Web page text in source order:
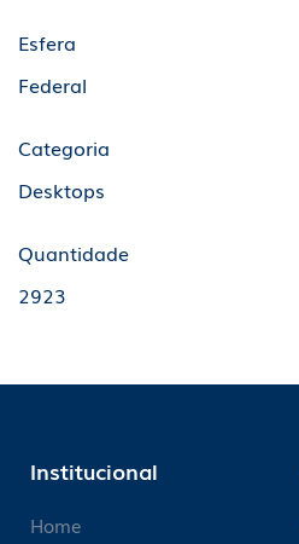
Esfera
Federal
Categoria
Desktops
Quantidade
2923
Institucional
Home